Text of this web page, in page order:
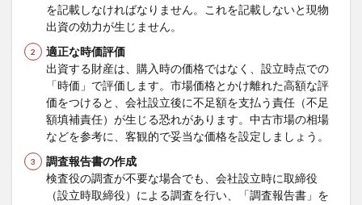
を記載しなければなりません。これを記載しないと現物
出資の効力が生じません。
適正な時価評価
出資する財産は、購入時の価格ではなく、設立時点での
「時価」で評価します。市場価格とかけ離れた高額な評
価をつけると、会社設立後に不足額を支払う責任（不足
額填補責任）が生じる恐れがあります。中古市場の相場
などを参考に、客観的で妥当な価格を設定しましょう。
調査報告書の作成
検査役の調査が不要な場合でも、会社設立時に取締役
（設立時取締役）による調査を行い、「調査報告書」を